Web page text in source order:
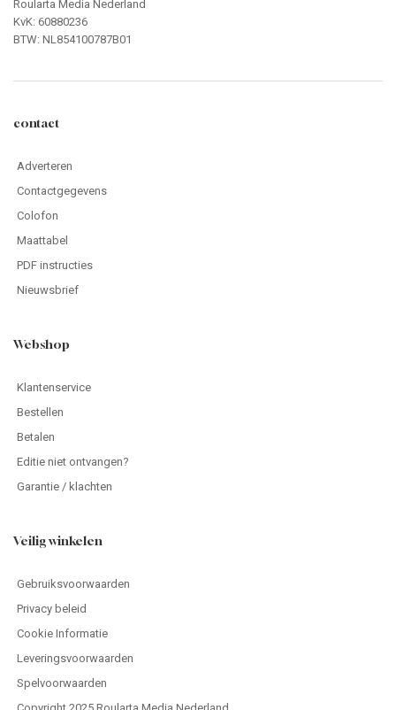
Roularta Media Nederland
KvK: 60880236
BTW: NL854100787B01
contact
Adverteren
Contactgegevens
Colofon
Maattabel
PDF instructies
Nieuwsbrief
Webshop
Klantenservice
Bestellen
Betalen
Editie niet ontvangen?
Garantie / klachten
Veilig winkelen
Gebruiksvoorwaarden
Privacy beleid
Cookie Informatie
Leveringsvoorwaarden
Spelvoorwaarden